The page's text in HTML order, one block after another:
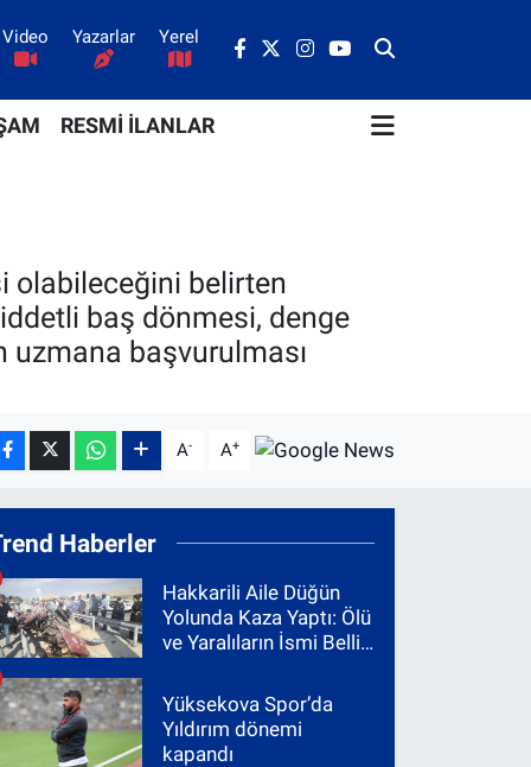
Video Yazarlar Yerel
RESMİ İLANLAR
olabileceğini belirten
baş dönmesi, denge
başvurulması
A- A+
Haberler
Hakkarili Aile Düğün
Yolunda Kaza Yaptı: Ölü
ve Yaralıların İsmi Belli
Yüksekova Spor’da
Yıldırım dönemi
kapandı